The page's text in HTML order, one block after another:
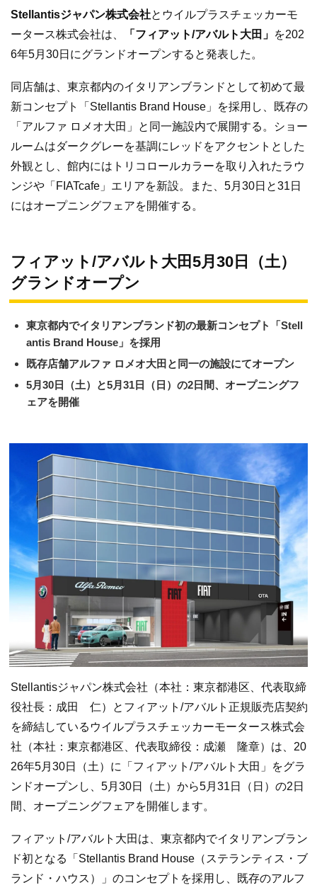
Stellantisジャパン株式会社とウイルプラスチェッカーモ
ータース株式会社は、
「フィアット/アバルト大田」 を202
6年5月30日にグランドオープンすると発表した。
同店舗は、東京都内のイタリアンブランドとして初めて最
新コンセプト「Stellantis Brand House」を採用し、既存の
「アルファ ロメオ大田」と同一施設内で展開する。ショー
ルームはダークグレーを基調にレッドをアクセントとした
外観とし、館内にはトリコロールカラーを取り入れたラウ
ンジや「FIATcafe」エリアを新設。また、5月30日と31日
にはオープニングフェアを開催する。
フィアット/アバルト大田5月30日（土）
グランドオープン
東京都内でイタリアンブランド初の最新コンセプト「Stell
antis Brand House」を採用
既存店舗アルファ ロメオ大田と同一の施設にてオープン
5月30日（土）と5月31日（日）の2⽇間、オープニングフ
ェアを開催
Stellantisジャパン株式会社（本社：東京都港区、代表取締
役社⻑：成田 仁）とフィアット/アバルト正規販売店契約
を締結しているウイルプラスチェッカーモータース株式会
社（本社：東京都港区、代表取締役：成瀬 隆章）は、20
26年5⽉30⽇（土）に「フィアット/アバルト大田」をグラ
ンドオープンし、5月30日（土）から5月31日（日）の2⽇
間、オープニングフェアを開催します。
フィアット/アバルト大田は、東京都内でイタリアンブラン
ド初となる「Stellantis Brand House（ステランティス・ブ
ランド・ハウス）」のコンセプトを採用し、既存のアルフ